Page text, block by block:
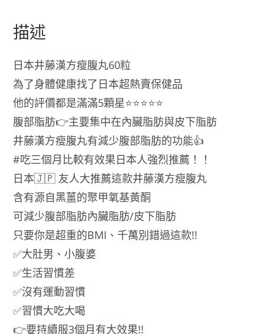
本
井
漢
方
瘦
丸
60
粒
數
量
描述
日本井藤漢方瘦腹丸60粒
為了身體健康找了日本超熱賣保健品
他的評價都是滿滿5顆星⭐⭐⭐⭐⭐
腹部脂肪👉主要集中在內臟脂肪與皮下脂肪
井藤漢方瘦腹丸有減少腹部脂肪的功能👍
#吃三個月比較有效果日本人強烈推薦！！
日本🇯🇵 友人大推薦這款井藤漢方瘦腹丸
含有源自黑薑的聚甲氧基黃酮
可減少腹部脂肪內臟脂肪/皮下脂肪
只要你是超重的BMI、千萬別錯過這款!!
✅大肚男、小腹婆
✅生活習慣差
✅沒有運動習慣
✅習慣大吃大喝
👉要持續服3個月有大效果!!